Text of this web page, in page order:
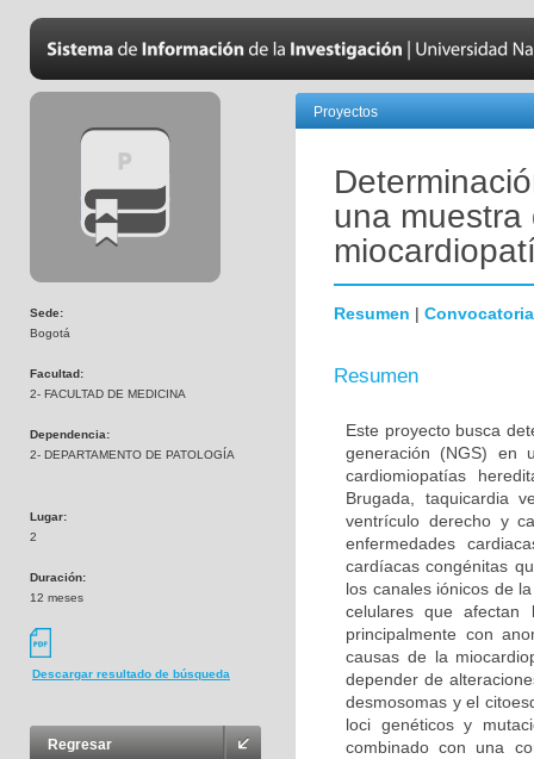
Sede:
Bogotá
Facultad:
2- FACULTAD DE MEDICINA
Dependencia:
2- DEPARTAMENTO DE PATOLOGÍA
Lugar:
2
Duración:
12 meses
Descargar resultado de búsqueda
Regresar
Proyectos
una
Resumen | Convocatoria
Resumen
Este proyecto busca
generación (NGS) en
cardiomiopatías
Brugada, taquicardia
ventrículo derecho y
enfermedades
cardíacas congénitas
los canales iónicos de
celulares que afectan
principalmente con
causas de la
depender de
desmosomas y el
loci genéticos y
combinado con una